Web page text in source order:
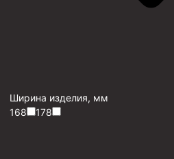
Ширина изделия, мм
168
178